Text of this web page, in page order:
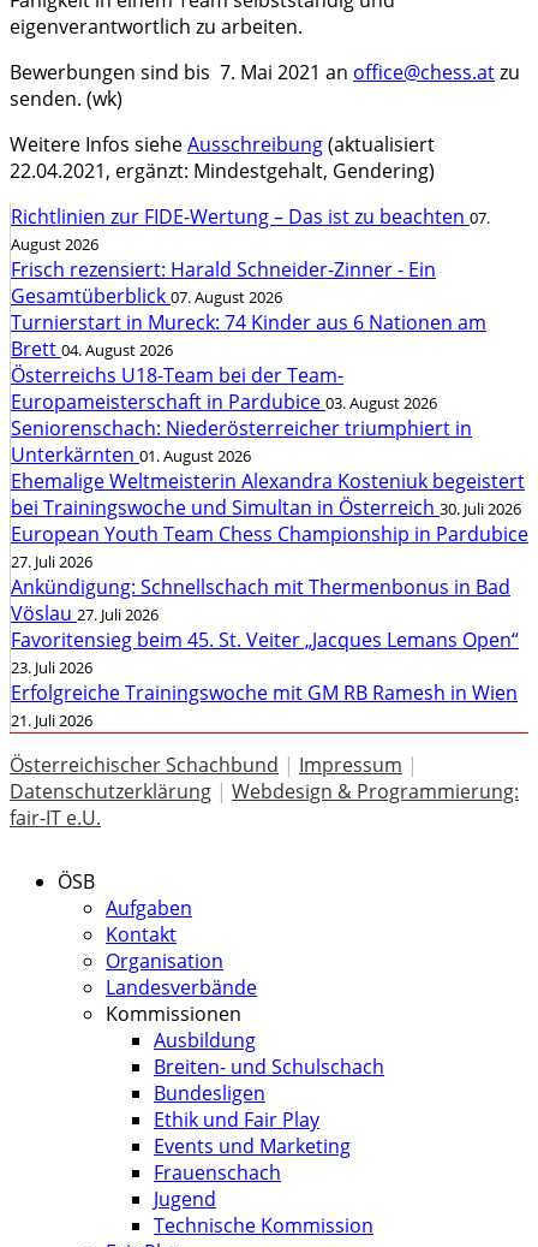
eigenverantwortlich zu arbeiten.
Bewerbungen sind bis 7. Mai 2021 an office@chess.atzu
senden. (wk)
Weitere Infos sieheAusschreibung(aktualisiert
22.04.2021, ergänzt: Mindestgehalt, Gendering)
Richtlinien zur FIDE-Wertung – Das ist zu beachten 07.
August 2026
Frisch rezensiert: Harald Schneider-Zinner - Ein
Gesamtüberblick 07. August 2026
Turnierstart in Mureck: 74 Kinder aus 6 Nationen am
Brett 04. August 2026
Österreichs U18-Team bei der Team-
Europameisterschaft in Pardubice 03. August 2026
Seniorenschach: Niederösterreicher triumphiert in
Unterkärnten 01. August 2026
Ehemalige Weltmeisterin Alexandra Kosteniuk begeistert
bei Trainingswoche und Simultan in Österreich 30. Juli 2026
European Youth Team Chess Championship in Pardubice
27. Juli 2026
Ankündigung: Schnellschach mit Thermenbonus in Bad
Vöslau 27. Juli 2026
Favoritensieg beim 45. St. Veiter „Jacques Lemans Open“
23. Juli 2026
Erfolgreiche Trainingswoche mit GM RB Ramesh in Wien
21. Juli 2026
Österreichischer Schachbund | Impressum |
Datenschutzerklärung | Webdesign & Programmierung:
fair-IT e.U.
ÖSB
Aufgaben
Kontakt
Organisation
Landesverbände
Kommissionen
Ausbildung
Breiten- und Schulschach
Bundesligen
Ethik und Fair Play
Events und Marketing
Frauenschach
Jugend
Technische Kommission